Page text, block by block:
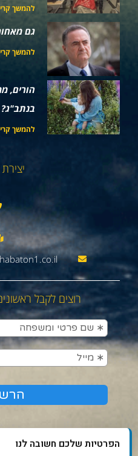
להמשך
גם
להמשך
הורים,
בנתב"ג?
להמשך
רוצים לקבל
הפרטיות שלכם חשובה לנו